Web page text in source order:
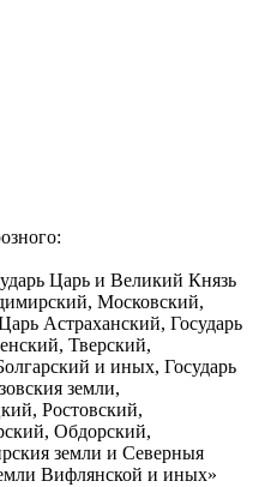
Царь и Великий Князь
Московский,
Астраханский, Государь
Тверский,
и иных, Государь
земли,
Ростовский,
Обдорский,
земли и Северныя
Вифлянской и иных»